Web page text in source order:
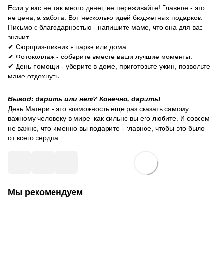
Если у вас не так много денег, не переживайте! Главное - это
не цена, а забота. Вот несколько идей бюджетных подарков:
Письмо с благодарностью - напишите маме, что она для вас
значит.
✔ Сюрприз-пикник в парке или дома
✔ Фотоколлаж - соберите вместе ваши лучшие моменты.
✔ День помощи - уберите в доме, приготовьте ужин, позвольте
маме отдохнуть.
Вывод: дарить или нет? Конечно, дарить!
День Матери - это возможность еще раз сказать самому
важному человеку в мире, как сильно вы его любите. И совсем
не важно, что именно вы подарите - главное, чтобы это было
от всего сердца.
Мы рекомендуем